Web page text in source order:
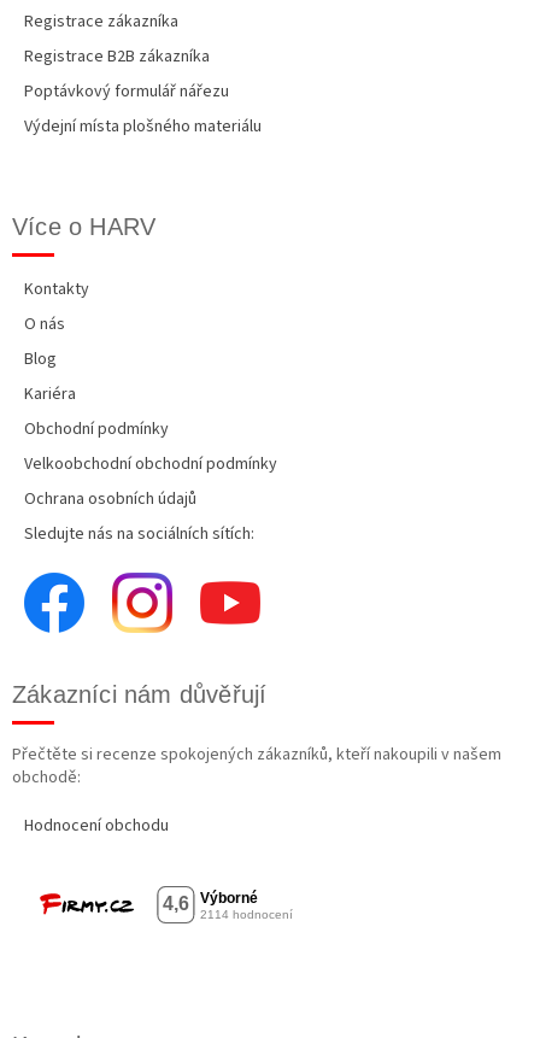
Registrace zákazníka
Registrace B2B zákazníka
Poptávkový formulář nářezu
Výdejní místa plošného materiálu
Více o HARV
Kontakty
O nás
Blog
Kariéra
Obchodní podmínky
Velkoobchodní obchodní podmínky
Ochrana osobních údajů
Sledujte nás na sociálních sítích:
Zákazníci nám důvěřují
Přečtěte si recenze spokojených zákazníků, kteří nakoupili v našem
obchodě:
Hodnocení obchodu